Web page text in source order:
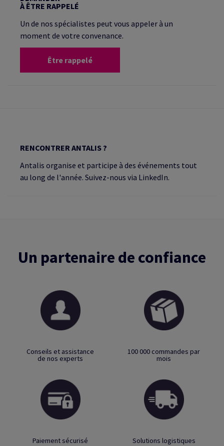
À ÊTRE RAPPELÉ
Un de nos spécialistes peut vous appeler à un
moment de votre convenance.
Être rappelé
RENCONTRER ANTALIS ?
Antalis organise et participe à des événements tout
au long de l'année. Suivez-nous via LinkedIn.
Un partenaire de confiance
Conseils et assistance
de nos experts
100 000 commandes par
mois
Paiement sécurisé Solutions logistiques